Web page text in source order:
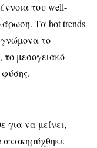
τουwell-
Τα hot trends
το
το μεσογειακό
για να μείνει,
ανακηρύχθηκε